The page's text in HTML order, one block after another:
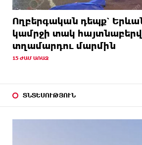
Ողբերգական դեպք՝
կամրջի տակ
տղամարդու մարմին
15 ԺԱՄ ԱՌԱՋ
ՏՆՏԵՍՈՒԹՅՈՒՆ